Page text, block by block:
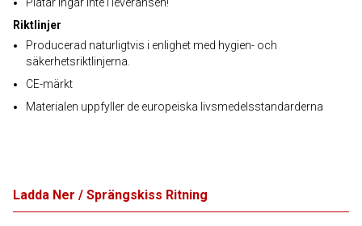
Riktlinjer
Producerad naturligtvis i enlighet med hygien- och
säkerhetsriktlinjerna.
CE-märkt
Materialen uppfyller de europeiska livsmedelsstandarderna
Ladda Ner / Sprängskiss Ritning